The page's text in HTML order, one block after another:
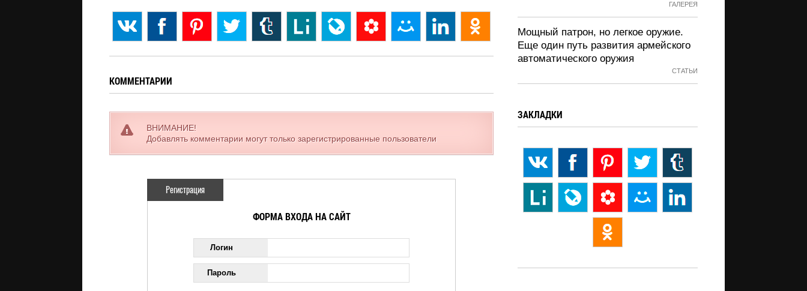
КОММЕНТАРИИ
ВНИМАНИЕ!
Добавлять комментарии могут только зарегистрированные пользователи
Регистрация
ФОРМА ВХОДА НА САЙТ
Логин
Пароль
ГАЛЕРЕЯ
Мощный патрон, но легкое оружие.
Еще один путь развития армейского
автоматического оружия
СТАТЬИ
ЗАКЛАДКИ